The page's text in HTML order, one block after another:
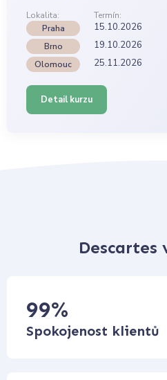
Lokalita:
Termín:
Praha
15.10.2026
Brno 19.10.2026
Olomouc 25.11.2026
Detail kurzu
Descartes
99%
Spokojenost klientů